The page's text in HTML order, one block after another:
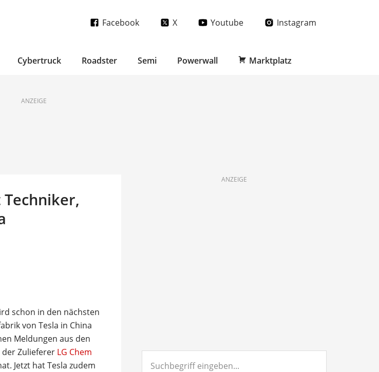
Facebook X Youtube Instagram
Cybertruck Roadster Semi Powerwall Marktplatz
ANZEIGE
schon in den nächsten
von Tesla in China
Meldungen aus den
Zulieferer LG Chem
Jetzt hat Tesla zudem
ANZEIGE
eingeben...